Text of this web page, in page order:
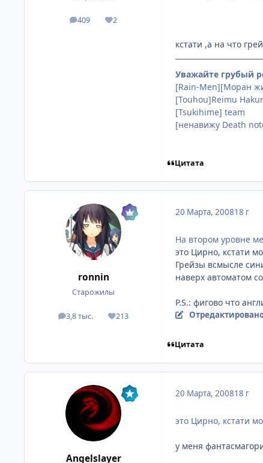
409
посты 2
Репутация
кстати ,а на что
Уважайте грубый
[Rain-Men][Моран
[Touhou]Reimu
[Tsukihime] team
[ненавижу Death
Цитата
ronnin
Старожилы
3,8 тыс.
посты 213
Репутация
20 Марта, 200818 г
На втором уровне
это Цирно, кстати
Грейзы всмысле
наверх автоматом
P.S.: фигово что
Цитата
Angelslayer
20 Марта, 200818 г
это Цирно, кстати
у меня